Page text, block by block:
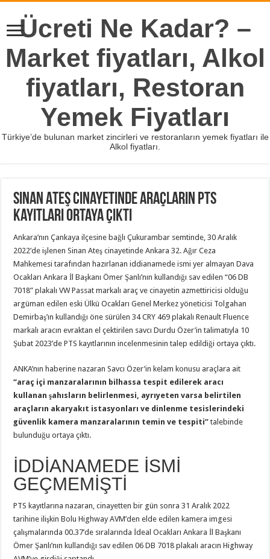
Ücreti Ne Kadar? –
Market fiyatları, Alkol
fiyatları, Restoran
Yemek Fiyatları
Türkiye’de bulunan market zincirleri ve restoranların yemek fiyatları ile
Alkol fiyatları.
Sinan Ateş cinayetinde araçların PTS
kayıtları ortaya çıktı
Ankara’nın Çankaya ilçesine bağlı Çukurambar semtinde, 30 Aralık
2022’de işlenen Sinan Ateş cinayetinde Ankara 32. Ağır Ceza
Mahkemesi tarafından hazırlanan iddianamede ismi yer almayan Dava
Ocakları Ankara İl Başkanı Ömer Şanlı’nın kullandığı sav edilen “06 DB
7018” plakalı VW Passat markalı araç ve cinayetin azmettiricisi olduğu
argüman edilen eski Ülkü Ocakları Genel Merkez yöneticisi Tolgahan
Demirbaş’ın kullandığı öne sürülen 34 CRY 469 plakalı Renault Fluence
markalı aracın evraktan el çektirilen savcı Durdu Özer’in talimatıyla 10
Şubat 2023’de PTS kayıtlarının incelenmesinin talep edildiği ortaya çıktı.
ANKA’nın haberine nazaran Savcı Özer’in kelam konusu araçlara ait
“araç içi manzaralarının bilhassa tespit edilerek aracı
kullanan şahısların belirlenmesi, ayrıyeten varsa belirtilen
araçların akaryakıt istasyonları ve dinlenme tesislerindeki
güvenlik kamera manzaralarının temin ve tespiti” talebinde
bulunduğu ortaya çıktı.
İDDİANAMEDE İSMİ
GEÇMEMİŞTİ
PTS kayıtlarına nazaran, cinayetten bir gün sonra 31 Aralık 2022
tarihine ilişkin Bolu Highway AVM’den elde edilen kamera imgesi
çalışmalarında 00.37’de sıralarında İdeal Ocakları Ankara İl Başkanı
Ömer Şanlı’nın kullandığı sav edilen 06 DB 7018 plakalı aracın Highway